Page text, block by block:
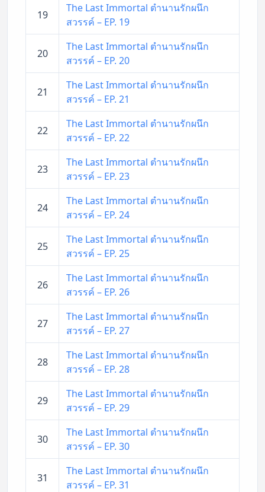
19
The Last Immortal ตำนานรักผนึก
สวรรค์ – EP. 19
20
The Last Immortal ตำนานรักผนึก
สวรรค์ – EP. 20
21
The Last Immortal ตำนานรักผนึก
สวรรค์ – EP. 21
22
The Last Immortal ตำนานรักผนึก
สวรรค์ – EP. 22
23
The Last Immortal ตำนานรักผนึก
สวรรค์ – EP. 23
24
The Last Immortal ตำนานรักผนึก
สวรรค์ – EP. 24
25
The Last Immortal ตำนานรักผนึก
สวรรค์ – EP. 25
26
The Last Immortal ตำนานรักผนึก
สวรรค์ – EP. 26
27
The Last Immortal ตำนานรักผนึก
สวรรค์ – EP. 27
28
The Last Immortal ตำนานรักผนึก
สวรรค์ – EP. 28
29
The Last Immortal ตำนานรักผนึก
สวรรค์ – EP. 29
30
The Last Immortal ตำนานรักผนึก
สวรรค์ – EP. 30
31
The Last Immortal ตำนานรักผนึก
สวรรค์ – EP. 31